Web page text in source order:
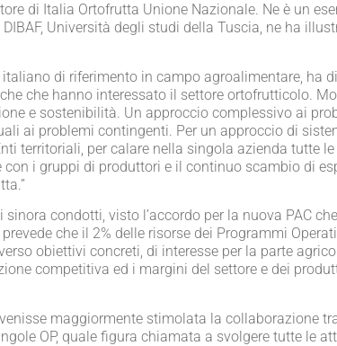
di Italia Ortofrutta Unione Nazionale. Ne è un
DIBAF, Università degli studi della Tuscia, ne ha
italiano di riferimento in campo agroalimentare, ha
che hanno interessato il settore ortofrutticolo.
e sostenibilità. Un approccio complessivo ai
ai problemi contingenti. Per un approccio di
territoriali, per calare nella singola azienda tutte
i gruppi di produttori e il continuo scambio di
condotti, visto l’accordo per la nuova PAC
che il 2% delle risorse dei Programmi
obiettivi concreti, di interesse per la parte
competitiva ed i margini del settore e dei
maggiormente stimolata la collaborazione
OP, quale figura chiamata a svolgere tutte le